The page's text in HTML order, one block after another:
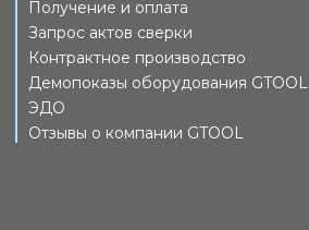
Получение и оплата
Запрос актов сверки
Контрактное производство
Демопоказы оборудования GTOOL
ЭДО
Отзывы о компании GTOOL